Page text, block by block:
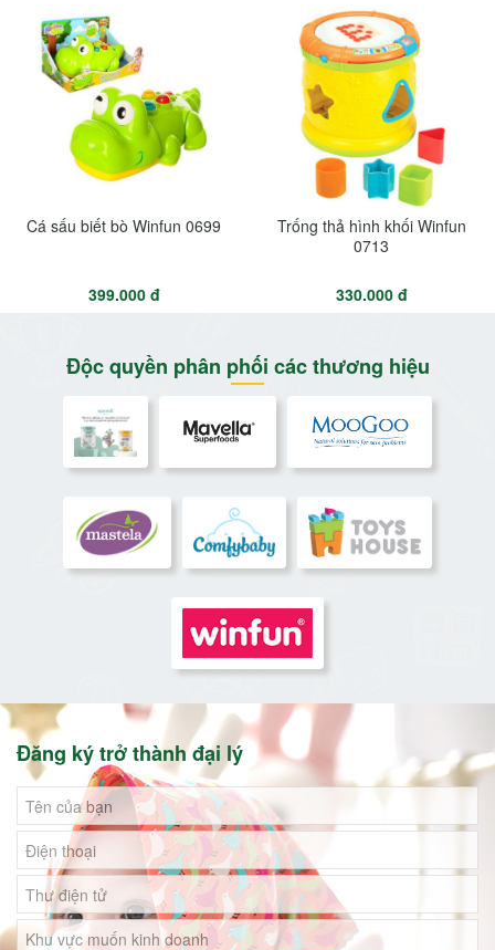
Cá sấu biết bò Winfun 0699
399.000 đ
Trống thả hình khối Winfun
0713
330.000 đ
Độc quyền phân phối các thương hiệu
Đăng ký trở thành đại lý